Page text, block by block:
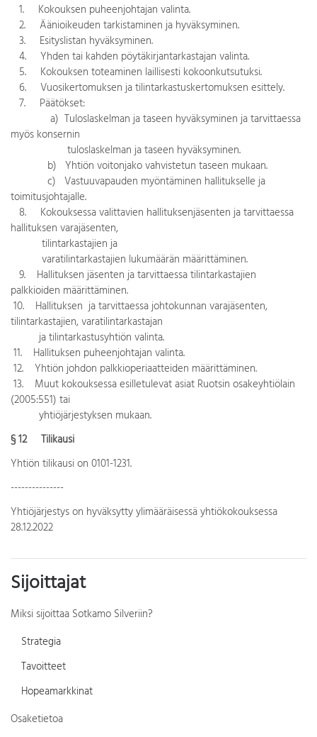
1. Kokouksen puheenjohtajan valinta.
2. Äänioikeuden tarkistaminen ja hyväksyminen.
3. Esityslistan hyväksyminen.
4. Yhden tai kahden pöytäkirjantarkastajan valinta.
5. Kokouksen toteaminen laillisesti kokoonkutsutuksi.
6. Vuosikertomuksen ja tilintarkastuskertomuksen esittely.
7. Päätökset:
a) Tuloslaskelman ja taseen hyväksyminen ja tarvittaessa
myös konsernin
tuloslaskelman ja taseen hyväksyminen.
b) Yhtiön voitonjako vahvistetun taseen mukaan.
c) Vastuuvapauden myöntäminen hallitukselle ja
toimitusjohtajalle.
8. Kokouksessa valittavien hallituksenjäsenten ja tarvittaessa
hallituksen varajäsenten,
tilintarkastajien ja
varatilintarkastajien lukumäärän määrittäminen.
9. Hallituksen jäsenten ja tarvittaessa tilintarkastajien
palkkioiden määrittäminen.
10. Hallituksen ja tarvittaessa johtokunnan varajäsenten,
tilintarkastajien, varatilintarkastajan
ja tilintarkastusyhtiön valinta.
11. Hallituksen puheenjohtajan valinta.
12. Yhtiön johdon palkkioperiaatteiden määrittäminen.
13. Muut kokouksessa esilletulevat asiat Ruotsin osakeyhtiölain
(2005:551) tai
yhtiöjärjestyksen mukaan.
§ 12 Tilikausi
Yhtiön tilikausi on 0101-1231.
---------------
Yhtiöjärjestys on hyväksytty ylimääräisessä yhtiökokouksessa
28.12.2022
Sijoittajat
Miksi sijoittaa Sotkamo Silveriin?
Strategia
Tavoitteet
Hopeamarkkinat
Osaketietoa